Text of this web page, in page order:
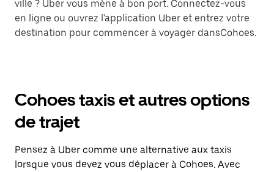
ville ? Uber vous mène à bon port. Connectez-vous
en ligne ou ouvrez l'application Uber et entrez votre
destination pour commencer à voyager dansCohoes.
Cohoes taxis et autres options
de trajet
Pensez à Uber comme une alternative aux taxis
lorsque vous devez vous déplacer à Cohoes. Avec